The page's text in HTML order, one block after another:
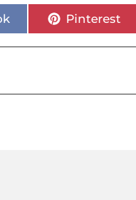
Pinterest